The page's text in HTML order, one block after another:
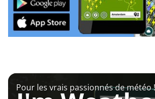
Pour les vrais passionnés de météo !